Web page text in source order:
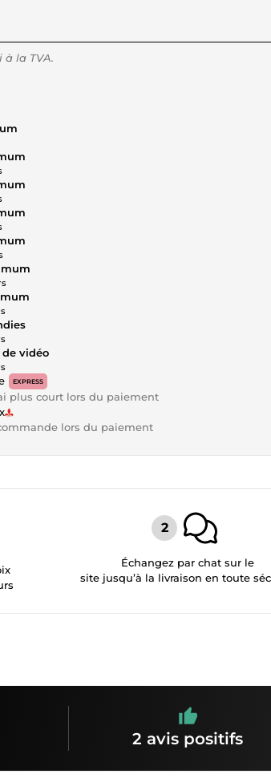
$US
à la TVA.
vidéo
EXPRESS
plus court lors du paiement
lors du paiement
Échangez par chat sur le
site jusqu’à la livraison en toute
2 avis positifs